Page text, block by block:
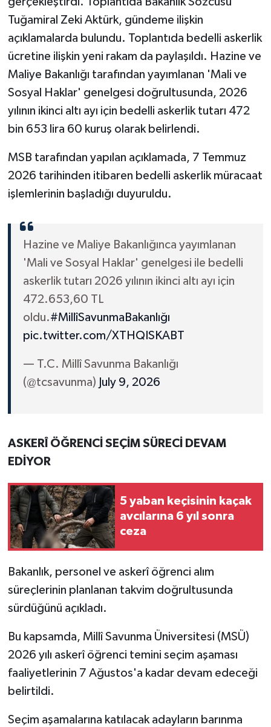
Tuğamiral Zeki Aktürk, gündeme ilişkin
açıklamalarda bulundu. Toplantıda bedelli askerlik
ücretine ilişkin yeni rakam da paylaşıldı. Hazine ve
Maliye Bakanlığı tarafından yayımlanan 'Mali ve
Sosyal Haklar' genelgesi doğrultusunda, 2026
yılının ikinci altı ayı için bedelli askerlik tutarı 472
bin 653 lira 60 kuruş olarak belirlendi.
MSB tarafından yapılan açıklamada, 7 Temmuz
2026 tarihinden itibaren bedelli askerlik müracaat
işlemlerinin başladığı duyuruldu.
Hazine ve Maliye Bakanlığınca yayımlanan
'Mali ve Sosyal Haklar' genelgesi ile bedelli
askerlik tutarı 2026 yılının ikinci altı ayı için
472.653,60 TL
oldu.#MillîSavunmaBakanlığı
pic.twitter.com/XTHQISKABT
— T.C. Millî Savunma Bakanlığı
(@tcsavunma) July 9, 2026
ASKERÎ ÖĞRENCİ SEÇİM SÜRECİ DEVAM
EDİYOR
5 yaban keçisinin kaçak
avcılarına 6 yıl sonra
ceza
Bakanlık, personel ve askerî öğrenci alım
süreçlerinin planlanan takvim doğrultusunda
sürdüğünü açıkladı.
Bu kapsamda, Millî Savunma Üniversitesi (MSÜ)
2026 yılı askerî öğrenci temini seçim aşaması
faaliyetlerinin 7 Ağustos'a kadar devam edeceği
belirtildi.
Seçim aşamalarına katılacak adayların barınma